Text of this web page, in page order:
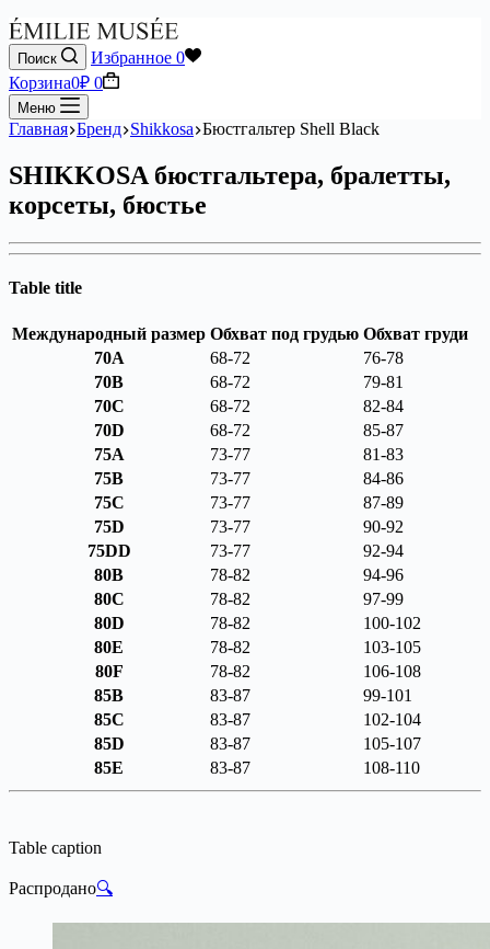
Поиск Избранное 0
Корзина0₽ 0
Меню
Главная Бренд Shikkosa Бюстгальтер Shell Black
SHIKKOSA бюстгальтера, бралетты,
корсеты, бюстье
Table title
Международный размер Обхват под грудью Обхват груди
70A
68-72
76-78
70B
68-72
79-81
70C
68-72
82-84
70D
68-72
85-87
75A
73-77
81-83
75B
73-77
84-86
75C
73-77
87-89
75D
73-77
90-92
75DD
73-77
92-94
80B
78-82
94-96
80C
78-82
97-99
80D
78-82
100-102
80E
78-82
103-105
80F
78-82
106-108
85B
83-87
99-101
85C
83-87
102-104
85D
83-87
105-107
85E
83-87 108-110
Table caption
Распродано🔍